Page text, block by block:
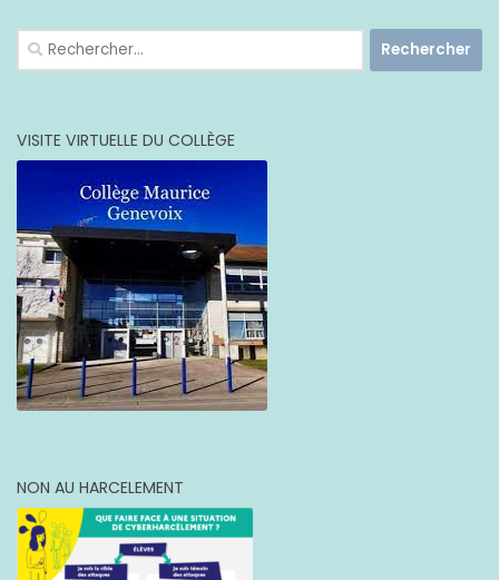
Rechercher :
VISITE VIRTUELLE DU COLLÈGE
NON AU HARCELEMENT